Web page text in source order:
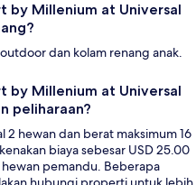
by Millenium at Universal
dan kolam renang anak.
by Millenium at Universal
peliharaan?
2 hewan dan berat maksimum 16
biaya sebesar USD 25.00
pemandu. Beberapa